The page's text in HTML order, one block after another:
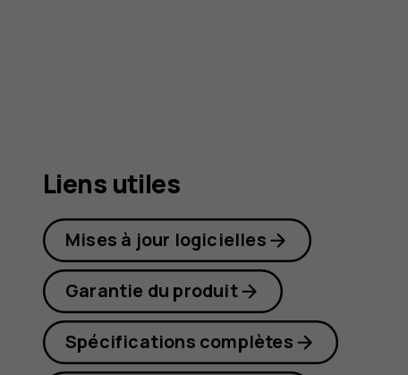
Liens utiles
Mises à jour logicielles
Garantie du produit
Spécifications complètes